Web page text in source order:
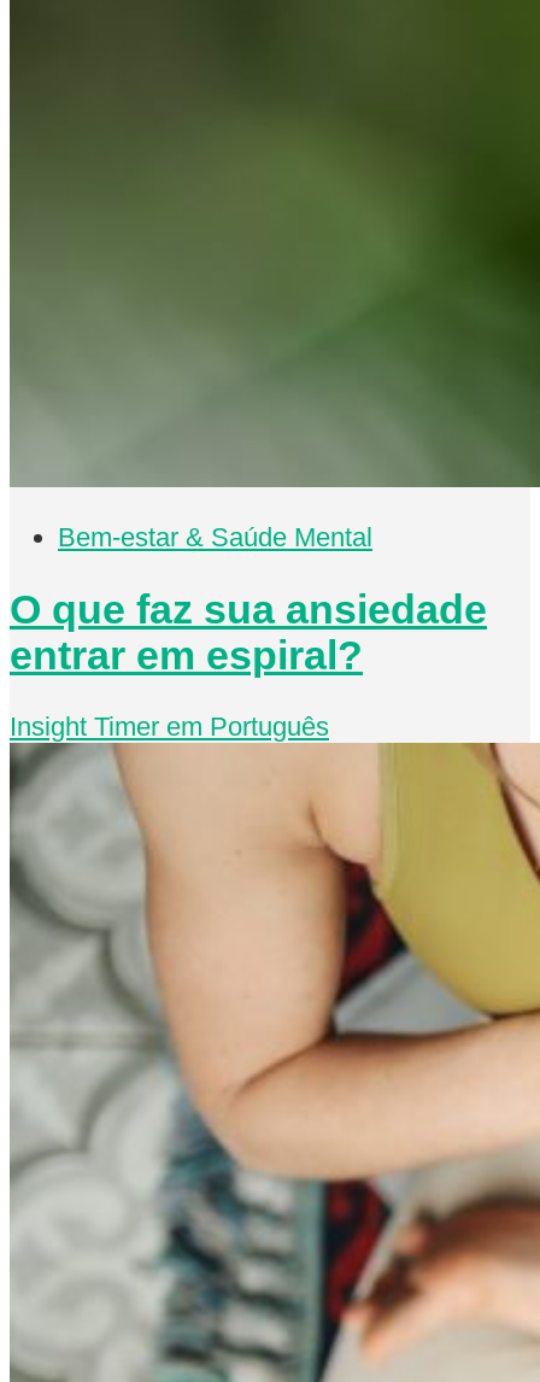
Bem-estar & Saúde Mental
O que faz sua ansiedade
entrar em espiral?
Insight Timer em Português